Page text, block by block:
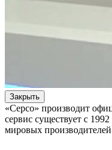
Закрыть
«Серсо» производит
сервис существует с
мировых